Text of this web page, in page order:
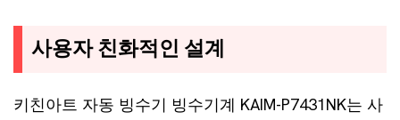
사용자 친화적인 설계
키친아트 자동 빙수기 빙수기계 KAIM-P7431NK는 사